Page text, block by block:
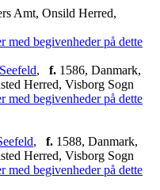
Amt, Onsild Herred,
, f. 1586, Danmark,
Herred, Visborg Sogn
, f. 1588, Danmark,
Herred, Visborg Sogn